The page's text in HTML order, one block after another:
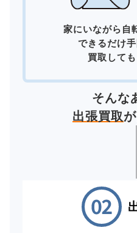
家にいながら自
できるだけ
買取しても
そんな
出張買取